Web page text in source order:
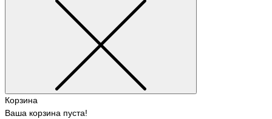
Корзина
Ваша корзина пуста!